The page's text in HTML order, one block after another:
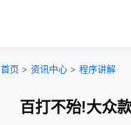
首页 > 资讯中心 > 程序讲解
百打不殆!大众